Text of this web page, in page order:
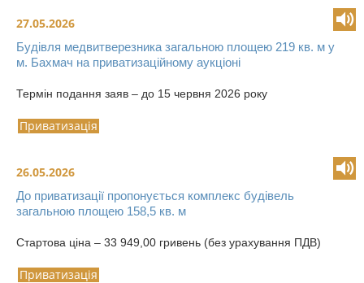
27.05.2026
Будівля медвитверезника загальною площею 219 кв. м у
м. Бахмач на приватизаційному аукціоні
Термін подання заяв – до 15 червня 2026 року
Приватизація
26.05.2026
До приватизації пропонується комплекс будівель
загальною площею 158,5 кв. м
Стартова ціна – 33 949,00 гривень (без урахування ПДВ)
Приватизація